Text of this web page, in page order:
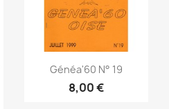
Aperçu rapide
Généa'60 N° 19
8,00 €